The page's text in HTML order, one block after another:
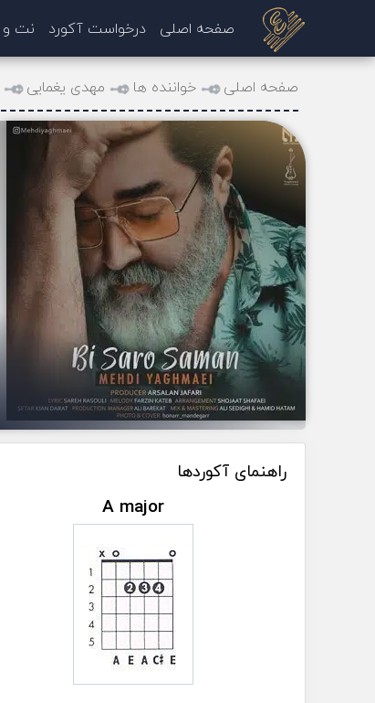
صفحه اصلی درخواست آکورد نت و
صفحه اصلی خواننده ها مهدی یغمایی
راهنمای آکوردها
A major